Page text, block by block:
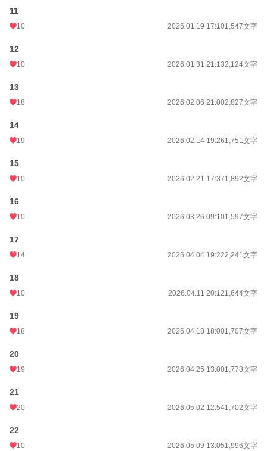
11
10 2026.01.19 17:101,547文字
12
10 2026.01.31 21:132,124文字
13
18 2026.02.06 21:002,827文字
14
19 2026.02.14 19:261,751文字
15
10 2026.02.21 17:371,892文字
16
10 2026.03.26 09:101,597文字
17
14 2026.04.04 19:222,241文字
18
10 2026.04.11 20:121,644文字
19
18 2026.04.18 18:001,707文字
20
19 2026.04.25 13:001,778文字
21
20 2026.05.02 12:541,702文字
22
10 2026.05.09 13:051,996文字